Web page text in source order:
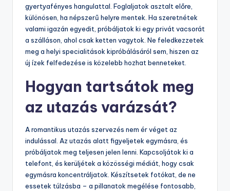
gyertyafényes hangulattal. Foglaljatok asztalt előre,
különösen, ha népszerű helyre mentek. Ha szeretnétek
valami igazán egyedit, próbáljatok ki egy privát vacsorát
a szálláson, ahol csak ketten vagytok. Ne feledkezzetek
meg a helyi specialitások kipróbálásáról sem, hiszen az
új ízek felfedezése is közelebb hozhat benneteket.
Hogyan tartsátok meg
az utazás varázsát?
A romantikus utazás szervezés nem ér véget az
indulással. Az utazás alatt figyeljetek egymásra, és
próbáljatok meg teljesen jelen lenni. Kapcsoljátok ki a
telefont, és kerüljétek a közösségi médiát, hogy csak
egymásra koncentráljatok. Készítsetek fotókat, de ne
essetek túlzásba – a pillanatok megélése fontosabb,